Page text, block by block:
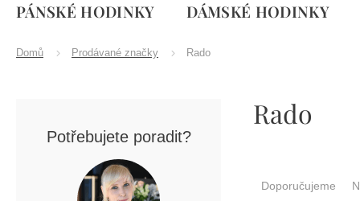
PÁNSKÉ HODINKY DÁMSKÉ HODINKY
Domů Prodávané značky Rado
Potřebujete poradit?
Rado
Doporučujeme